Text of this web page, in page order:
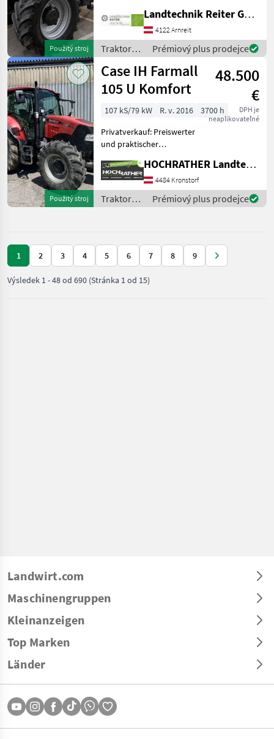
Použitý stroj
Motor Tier 3 Lenksystem
Druckluftbremse
Fronthydraulik gefederte V
Landtechnik Reiter GmbH.
4122 Arnreit
Traktory /
Case IH
Prémiový plus prodejce
Použitý stroj
Case IH Farmall
105 U Komfort
48.500
€
DPH je
neaplikovateľné
107 kS/79 kW R. v. 2016
3700 h
Privatverkauf: Preiswerter
und praktischer
Baujahr: 2016 -
Betriebsstunden: ca. 3700 -
mit 4 DW
Hecksteuergeräten - mit
HOCHRATHER Landtechnik GmbH
4484 Kronstorf
Traktory /
Case IH
Prémiový plus prodejce
1 2 3 4 5 6 7 8 9
Výsledek 1-48od 690 (Stránka 1 od 15)
Landwirt.com
Maschinengruppen
Kleinanzeigen
Top Marken
Länder